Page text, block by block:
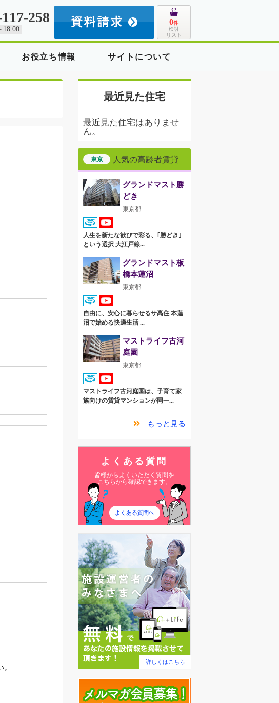
258
18:00
0件
検討
リスト
お役立ち情報 サイトについて
最近見た住宅
最近見た住宅はありませ
ん。
東京 人気の高齢者賃貸
グランドマスト勝
どき
東京都
人生を新たな歓びで彩る、｢勝どき｣
という選択 大江戸線...
グランドマスト板
橋本蓮沼
東京都
自由に、安心に暮らせるサ高住 本蓮
沼で始める快適生活 ...
マストライフ古河
庭園
東京都
マストライフ古河庭園は、子育て家
族向けの賃貸マンションが同一...
もっと見る
よくある質問
皆様からよくいただく質問を
こちらから確認できます。
よくある質問へ
詳しくはこちら